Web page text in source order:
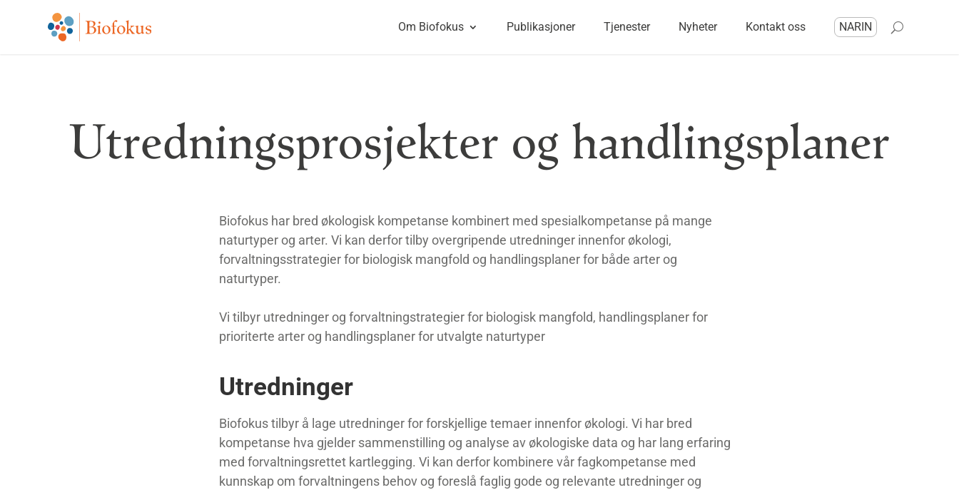
Om Biofokus Publikasjoner Tjenester Nyheter Kontakt oss NARIN
Utredningsprosjekter og handlingsplaner
Biofokus har bred økologisk kompetanse kombinert med spesialkompetanse på mange
naturtyper og arter. Vi kan derfor tilby overgripende utredninger innenfor økologi,
forvaltningsstrategier for biologisk mangfold og handlingsplaner for både arter og
naturtyper.
Vi tilbyr utredninger og forvaltningstrategier for biologisk mangfold, handlingsplaner for
prioriterte arter og handlingsplaner for utvalgte naturtyper
Utredninger
Biofokus tilbyr å lage utredninger for forskjellige temaer innenfor økologi. Vi har bred
kompetanse hva gjelder sammenstilling og analyse av økologiske data og har lang erfaring
med forvaltningsrettet kartlegging. Vi kan derfor kombinere vår fagkompetanse med
kunnskap om forvaltningens behov og foreslå faglig gode og relevante utredninger og